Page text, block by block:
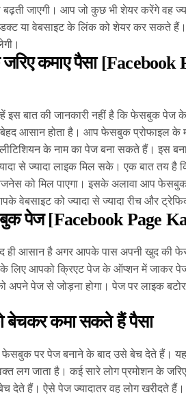
बढ़ती जाएगी। आप जो कुछ भी शेयर करेंगे वह
या वेबसाइट के लिंक को शेयर कर सकते हैं।
कमाए पैसा [Facebook
इस बात की जानकारी नहीं है कि फेसबुक पेज
आसान होता है। आप फेसबुक प्रोफाइल के
के नाम का पेज बना सकते हैं। इस
से ज्यादा लाइक मिल सके। एक बात तय है
को मिल पाएगा। इसके अलावा आप
को ज्यादा से ज्यादा रीच और ट्रेफिक
पेज [Facebook Page
ही आसान है अगर आपके पास अपनी खुद की
आपको क्रिएट पेज के ऑप्शन में जाकर पेज
को अपने पेज से जोड़ना होगा। पेज पर लाइक
कमा सकते हैं पैसा
फेसबुक पर पेज बनाने के बाद उसे बेच देते हैं।
लग जाता है। कई सारे लोग प्रमोशन के
देते हैं। ऐसे पेज ज्यादातर वह लोग खरीदते हैं।